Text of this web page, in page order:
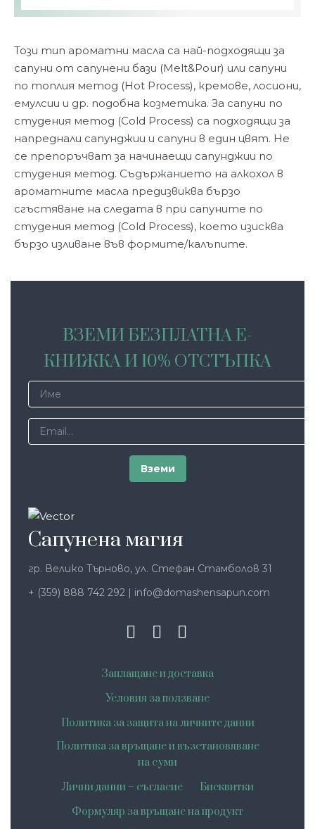
Този тип ароматни масла са най-подходящи за
сапуни от сапунени бази (Melt&Pour) или сапуни
по топлия метод (Hot Process), кремове, лосиони,
емулсии и др. подобна козметика. За сапуни по
студения метод (Cold Process) са подходящи за
напреднали сапунджии и сапуни в един цвят. Не
се препоръчват за начинаещи сапунджии по
студения метод. Съдържанието на алкохол в
ароматните масла предизвиква бързо
сгъстяване на следата в при сапуните по
студения метод (Cold Process), което изисква
бързо изливане във формите/калъпите.
ВЗЕМИ БЕЗПЛАТНА Е-
КНИЖКА И 10% ОТСТЪПКА
Сапунена магия
гр. Велико Търново, ул. Стефан Стамболов 31
+ (359) 888 742 292 | info@domashensapun.com
Заплащане и доставка
Условия за ползване
Политика за защита на личните данни
Политика за връщане и възстановяване
на суми
Лични данни – съгласие
Бисквитки
Формуляр за връщане на продукт